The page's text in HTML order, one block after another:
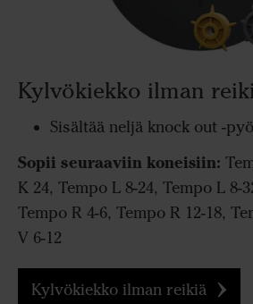
Kylvökiekko ilman
Sisältää neljä knock out -
Sopii seuraaviin koneisiin:
K 24, Tempo L 8-24, Tempo L 8-
Tempo R 4-6, Tempo R 12-18,
V 6-12
Kylvökiekko ilman reikiä